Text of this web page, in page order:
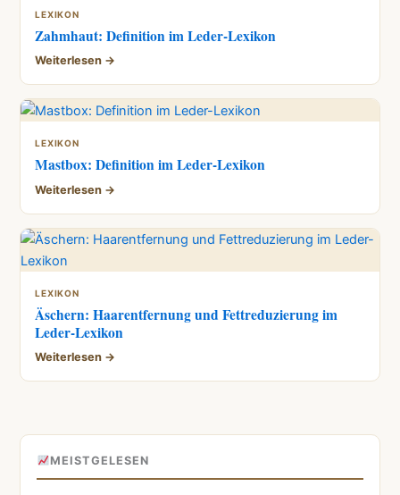
LEXIKON
Zahmhaut: Definition im Leder-Lexikon
Weiterlesen →
LEXIKON
Mastbox: Definition im Leder-Lexikon
Weiterlesen →
LEXIKON
Äschern: Haarentfernung und Fettreduzierung im
Leder-Lexikon
Weiterlesen →
MEISTGELESEN